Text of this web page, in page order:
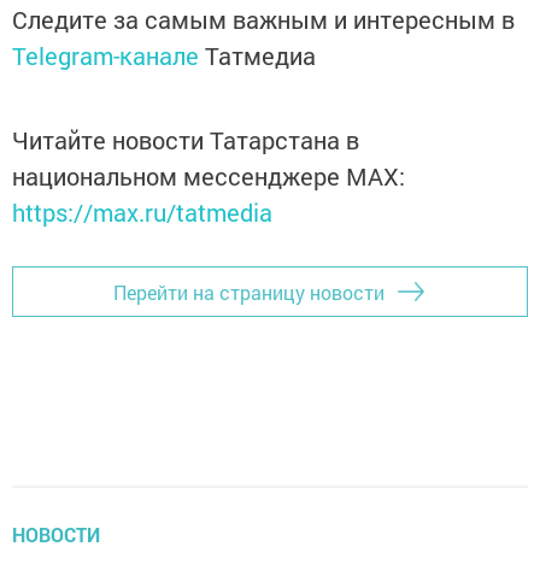
Следите за самым важным и интересным в
Telegram-канале Татмедиа
Читайте новости Татарстана в
национальном мессенджере MАХ:
https://max.ru/tatmedia
Перейти на страницу новости
НОВОСТИ